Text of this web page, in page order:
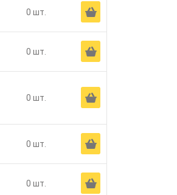
0 шт. Ä
0 шт. Ä
0 шт. Ä
0 шт. Ä
0 шт. Ä